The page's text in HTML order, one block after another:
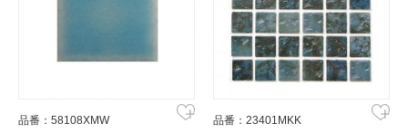
品番：58108XMW
品番：23401MKK